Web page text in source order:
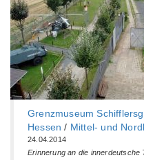
Grenzmuseum
Hessen / Mittel- und
24.04.2014
Erinnerung an die innerdeutsche